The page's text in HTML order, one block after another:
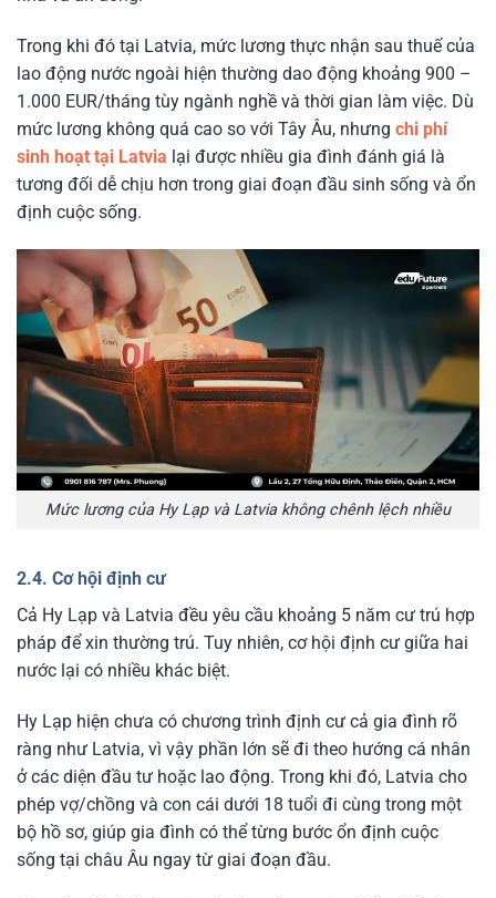
Trong khi đó tại Latvia, mức lương thực nhận sau thuế của
lao động nước ngoài hiện thường dao động khoảng 900 –
1.000 EUR/tháng tùy ngành nghề và thời gian làm việc. Dù
mức lương không quá cao so với Tây Âu, nhưng chi phí
sinh hoạt tại Latvia lại được nhiều gia đình đánh giá là
tương đối dễ chịu hơn trong giai đoạn đầu sinh sống và ổn
định cuộc sống.
Mức lương của Hy Lạp và Latvia không chênh lệch nhiều
2.4. Cơ hội định cư
Cả Hy Lạp và Latvia đều yêu cầu khoảng 5 năm cư trú hợp
pháp để xin thường trú. Tuy nhiên, cơ hội định cư giữa hai
nước lại có nhiều khác biệt.
Hy Lạp hiện chưa có chương trình định cư cả gia đình rõ
ràng như Latvia, vì vậy phần lớn sẽ đi theo hướng cá nhân
ở các diện đầu tư hoặc lao động. Trong khi đó, Latvia cho
phép vợ/chồng và con cái dưới 18 tuổi đi cùng trong một
bộ hồ sơ, giúp gia đình có thể từng bước ổn định cuộc
sống tại châu Âu ngay từ giai đoạn đầu.